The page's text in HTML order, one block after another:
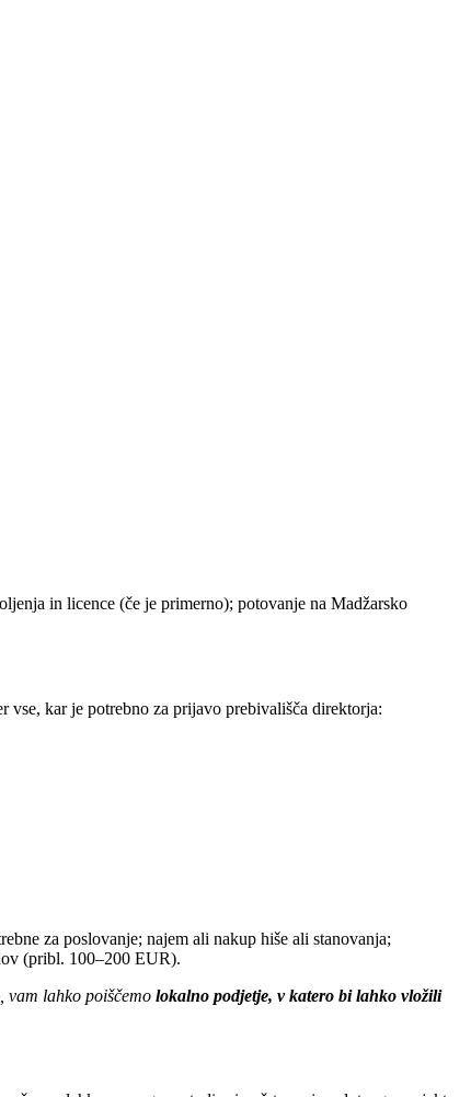
in licence (če je primerno); potovanje na Madžarsko
kar je potrebno za prijavo prebivališča direktorja:
za poslovanje; najem ali nakup hiše ali stanovanja;
(pribl. 100–200 EUR).
vam lahko poiščemo lokalno podjetje, v katero bi lahko vložili